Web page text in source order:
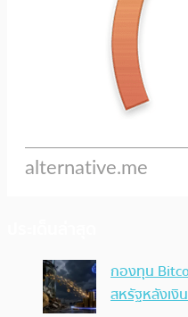
กองทุน
สหรัฐหลังเงิ